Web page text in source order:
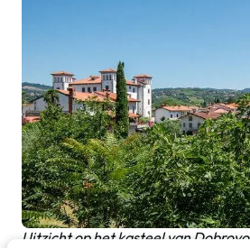
Uitzicht op het kasteel van Dobrovo